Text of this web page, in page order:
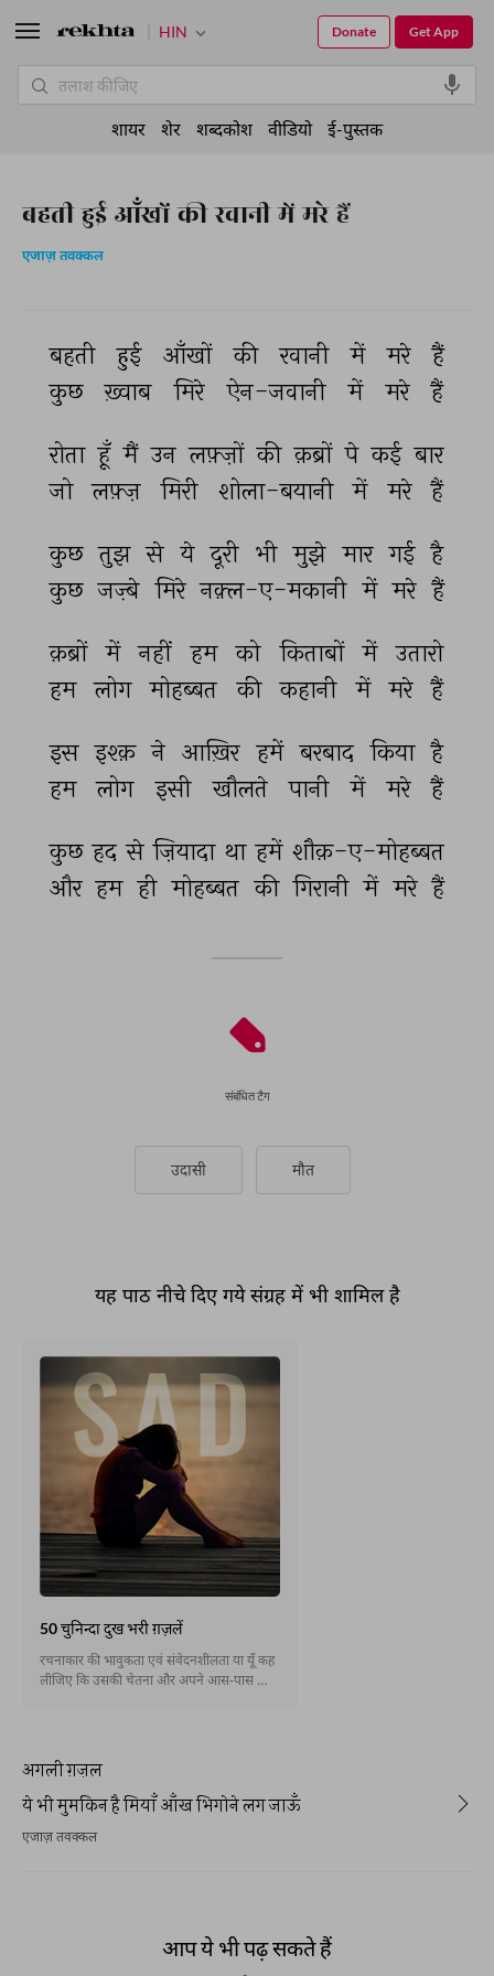
बहती हुई आँखों की रवानी में मरे हैं
एजाज़ तवक्कल
बहती हुई आँखों की रवानी में मरे
हैं
कुछ
ख़्वाब मिरे ऐन-जवानी में मरे हैं
रोता हूँ मैं उन लफ़्ज़ों की क़ब्रों पे कई बार
जो
लफ़्ज़ मिरी शोला-बयानी में मरे हैं
कुछ तुझ से ये दूरी भी मुझे मार गई है
कुछ जज़्बे मिरे नक़्ल-ए-मकानी में मरे हैं
क़ब्रों में नहीं हम को किताबों में उतारो
हम लोग मोहब्बत की कहानी में मरे हैं
इस इश्क़ ने आख़िर हमें बरबाद किया है
हम
लोग इसी खौलते पानी में मरे हैं
कुछ हद से ज़ियादा था हमें शौक़-ए-मोहब्बत
और हम ही मोहब्बत की गिरानी में मरे हैं
संबंधित टैग
उदासी मौत
यह पाठ नीचे दिए गये संग्रह में भी शामिल है
50 चुनिन्दा दुख भरी ग़ज़लें
रचनाकार की भावुकता एवं संवेदनशीलता या यूँ कह
लीजिए कि उसकी चेतना और अपने आस-पास की
में ये उदासी परंपरागत एवं असफल प्रेम के कारण
नज़र आती है । अस्ल में रचनाकार अपनी रचना में
दुनिया की बे-ढंगी सूरतों को व्यवस्थित करना चाहता
है,लेकिन उसको सफलता नहीं मिलती । असफलता
का यही एहसास साहित्य और शायरी में उदासी को
अगली ग़ज़ल
ये भी मुमकिन है मियाँ आँख भिगोने लग जाऊँ
एजाज़ तवक्कल
आप ये भी पढ़ सकते हैं
HIN Get App
Donate
शायर शेर शब्दकोश वीडियो ई-पुस्तक